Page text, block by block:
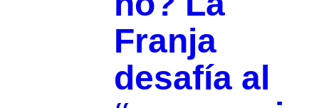
Franja
desafía al